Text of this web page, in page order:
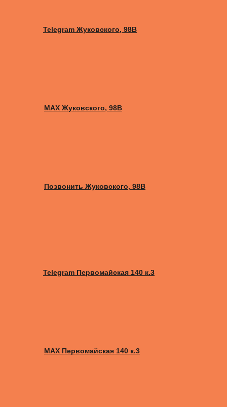
Telegram Жуковского, 98B
MAX Жуковского, 98B
Позвонить Жуковского, 98B
Telegram Первомайская 140 к.3
MAX Первомайская 140 к.3